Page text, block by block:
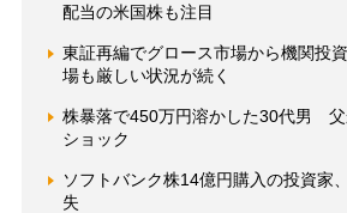
配当の米国株も注目
東証再編でグロース市場から機関投
場も厳しい状況が続く
株暴落で450万円溶かした30代男
ショック
ソフトバンク株14億円購入の投資家
失